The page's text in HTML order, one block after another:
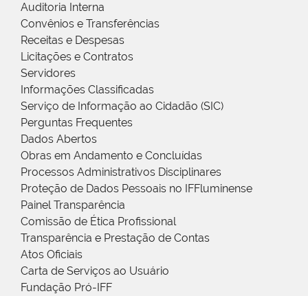
Auditoria Interna
Convênios e Transferências
Receitas e Despesas
Licitações e Contratos
Servidores
Informações Classificadas
Serviço de Informação ao Cidadão (SIC)
Perguntas Frequentes
Dados Abertos
Obras em Andamento e Concluídas
Processos Administrativos Disciplinares
Proteção de Dados Pessoais no IFFluminense
Painel Transparência
Comissão de Ética Profissional
Transparência e Prestação de Contas
Atos Oficiais
Carta de Serviços ao Usuário
Fundação Pró-IFF